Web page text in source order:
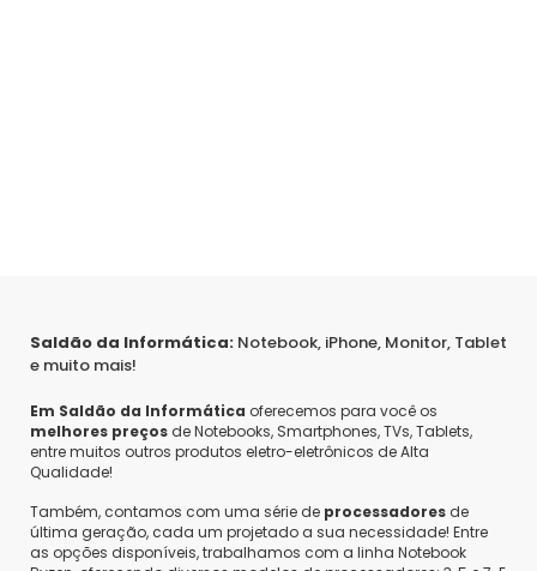
Saldão da Informática: Notebook, iPhone, Monitor, Tablet
e muito mais!
Em Saldão da Informática oferecemos para você os
melhores preços de Notebooks, Smartphones, TVs, Tablets,
entre muitos outros produtos eletro-eletrônicos de Alta
Qualidade!
Também, contamos com uma série de processadores de
última geração, cada um projetado a sua necessidade! Entre
as opções disponíveis, trabalhamos com a linha Notebook